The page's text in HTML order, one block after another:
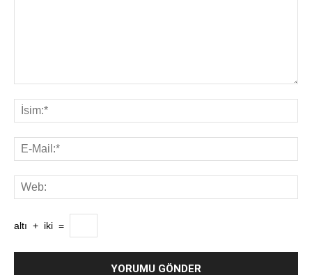
altı + iki =